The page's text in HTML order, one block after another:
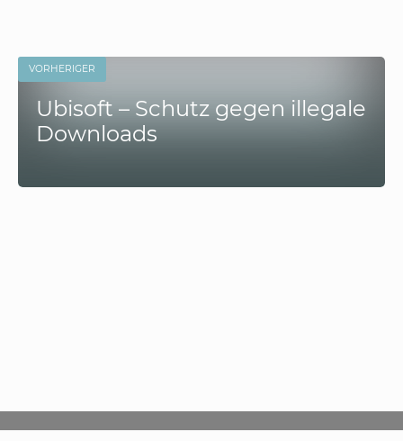
VORHERIGER
Ubisoft – Schutz gegen illegale
Downloads